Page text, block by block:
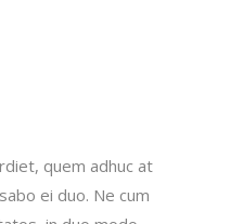
quem adhuc at
ei duo. Ne cum